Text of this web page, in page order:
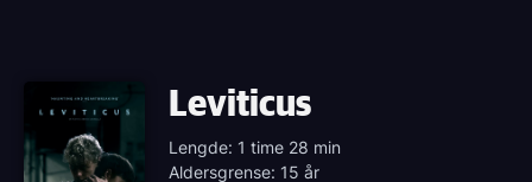
Leviticus
Lengde: 1 time 28 min
Aldersgrense: 15 år